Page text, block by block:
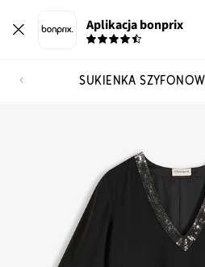
Aplikacja bonprix
SUKIENKA